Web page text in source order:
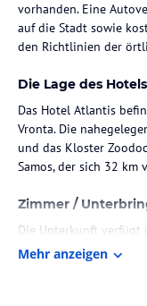
vorhanden. Eine
auf die Stadt sowie
den Richtlinien der
Die Lage des Hotels
Das Hotel Atlantis
Vronta. Die
und das Kloster
Samos, der sich 32
Zimmer /
Die Unterkunft verfügt
zentrale Lage. Die
Mehr anzeigen